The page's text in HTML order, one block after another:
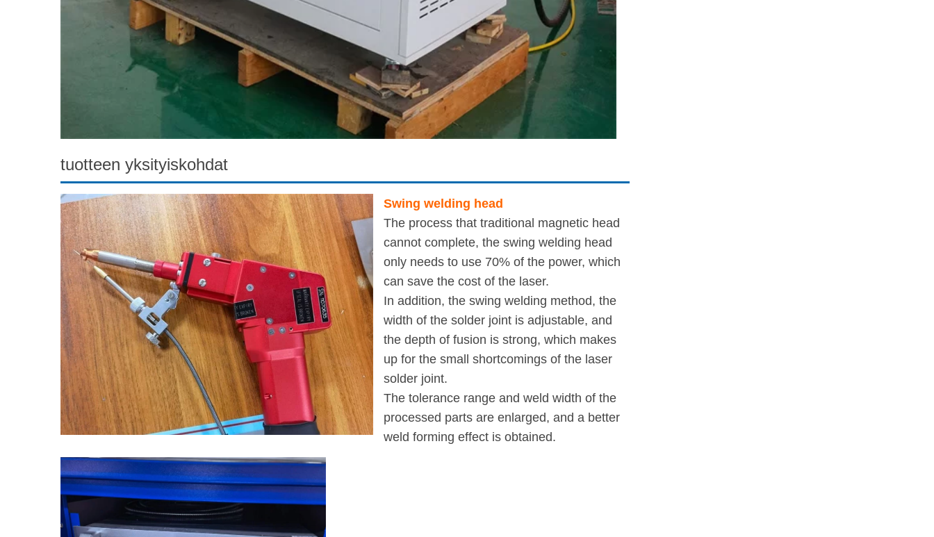
tuotteen yksityiskohdat
Swing welding head
The process that traditional magnetic head
cannot complete, the swing welding head
only needs to use 70% of the power, which
can save the cost of the laser.
In addition, the swing welding method, the
width of the solder joint is adjustable, and
the depth of fusion is strong, which makes
up for the small shortcomings of the laser
solder joint.
The tolerance range and weld width of the
processed parts are enlarged, and a better
weld forming effect is obtained.